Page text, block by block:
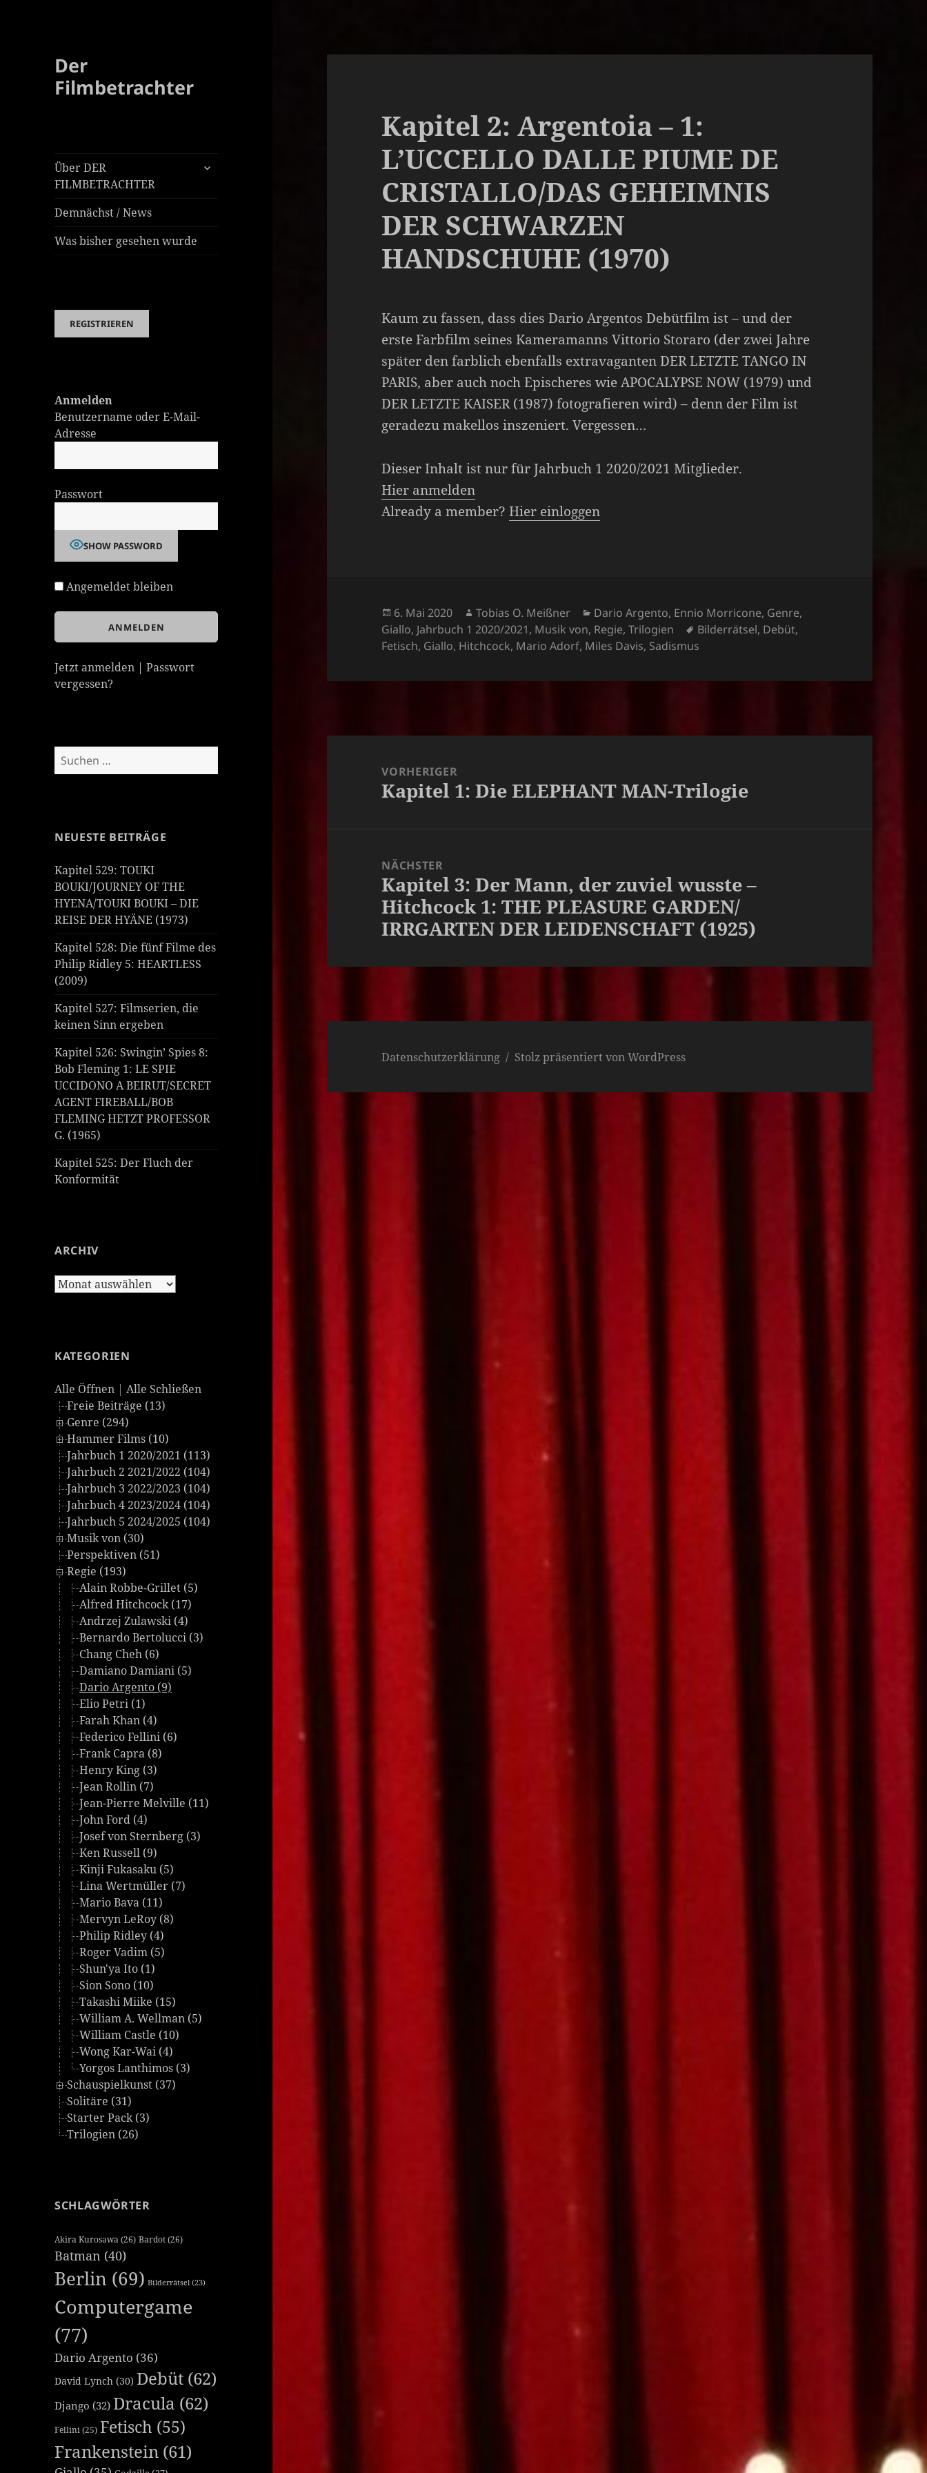
Der
Filmbetrachter
Über DER
FILMBETRACHTER
untermenü
Demnächst / News
Was bisher gesehen wurde
Anmelden
Benutzername oder E-Mail-
Adresse
Passwort
SHOW PASSWORD
Angemeldet bleiben
Jetzt anmelden |Passwort
vergessen?
Suchen
nach:
NEUESTE BEITRÄGE
Kapitel 529: TOUKI
BOUKI/JOURNEY OF THE
HYENA/TOUKI BOUKI – DIE
REISE DER HYÄNE (1973)
Kapitel 528: Die fünf Filme des
Philip Ridley 5: HEARTLESS
(2009)
Kapitel 527: Filmserien, die
keinen Sinn ergeben
Kapitel 526: Swingin’ Spies 8:
Bob Fleming 1: LE SPIE
UCCIDONO A BEIRUT/SECRET
AGENT FIREBALL/BOB
FLEMING HETZT PROFESSOR
G. (1965)
Kapitel 525: Der Fluch der
Konformität
ARCHIV
Archiv
KATEGORIEN
Alle Öffnen |Alle Schließen
Freie Beiträge (13)
Genre (294)
Hammer Films (10)
Jahrbuch 1 2020/2021 (113)
Jahrbuch 2 2021/2022 (104)
Jahrbuch 3 2022/2023 (104)
Jahrbuch 4 2023/2024 (104)
Jahrbuch 5 2024/2025 (104)
Musik von (30)
Perspektiven (51)
Regie (193)
Alain Robbe-Grillet (5)
Alfred Hitchcock (17)
Andrzej Zulawski (4)
Bernardo Bertolucci (3)
Chang Cheh (6)
Damiano Damiani (5)
Dario Argento (9)
Elio Petri (1)
Farah Khan (4)
Federico Fellini (6)
Frank Capra (8)
Henry King (3)
Jean Rollin (7)
Jean-Pierre Melville (11)
John Ford (4)
Josef von Sternberg (3)
Ken Russell (9)
Kinji Fukasaku (5)
Lina Wertmüller (7)
Mario Bava (11)
Mervyn LeRoy (8)
Philip Ridley (4)
Roger Vadim (5)
Shun'ya Ito (1)
Sion Sono (10)
Takashi Miike (15)
William A. Wellman (5)
William Castle (10)
Wong Kar-Wai (4)
Yorgos Lanthimos (3)
Schauspielkunst (37)
Solitäre (31)
Starter Pack (3)
Trilogien (26)
SCHLAGWÖRTER
Akira Kurosawa (26) Bardot(26)
Batman (40)
Berlin (69) Bilderrätsel (23)
Computergame
(77)
Dario Argento (36)
David Lynch (30) Debüt (62)
Django (32) Dracula (62)
Fellini (25) Fetisch (55)
Frankenstein (61)
Kapitel 2: Argentoia – 1:
L’UCCELLO DALLE PIUME DE
CRISTALLO/DAS GEHEIMNIS
DER SCHWARZEN
HANDSCHUHE (1970)
Kaum zu fassen, dass dies Dario Argentos Debütfilm ist – und der
erste Farbfilm seines Kameramanns Vittorio Storaro (der zwei Jahre
später den farblich ebenfalls extravaganten DER LETZTE TANGO IN
PARIS, aber auch noch Epischeres wie APOCALYPSE NOW (1979) und
DER LETZTE KAISER (1987) fotografieren wird) – denn der Film ist
geradezu makellos inszeniert. Vergessen…
Dieser Inhalt ist nur für Jahrbuch 1 2020/2021 Mitglieder.
Hier anmelden
Already a member?Hier einloggen
Veröffentlicht
am
6. Mai 2020 Autor
Tobias O. Meißner Kategorien
Dario Argento, Ennio Morricone, Genre,
Giallo, Jahrbuch 1 2020/2021, Musik von, Regie,Trilogien Schlagwörter
Bilderrätsel, Debüt,
Fetisch, Giallo, Hitchcock, Mario Adorf, Miles Davis, Sadismus
VORHERIGER
Vorheriger
Kapitel 1: Die ELEPHANT MAN-Trilogie
NÄCHSTER
Nächster
Beitrag:
Kapitel 3: Der Mann, der zuviel wusste –
Hitchcock 1: THE PLEASURE GARDEN/
IRRGARTEN DER LEIDENSCHAFT (1925)
Datenschutzerklärung Stolz präsentiert von WordPress